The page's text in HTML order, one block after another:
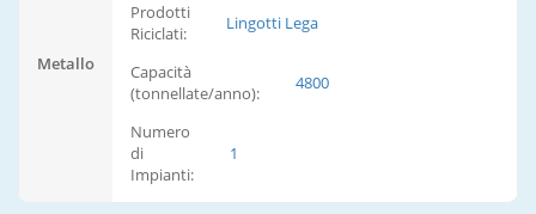
Metallo
Prodotti
Riciclati:
Lingotti Lega
Capacità
(tonnellate/anno):
4800
Numero
di
Impianti:
1